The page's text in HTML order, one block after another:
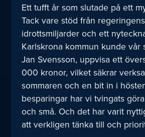
Ett tufft år som slutade på ett
Tack vare stöd från regeringens
idrottsmiljarder och ett
Karlskrona kommun kunde vår
Jan Svensson, uppvisa ett
000 kronor, vilket säkrar
sommaren och en bit in i
besparingar har vi tvingats
och små. Och det har varit
att verkligen tänka till och